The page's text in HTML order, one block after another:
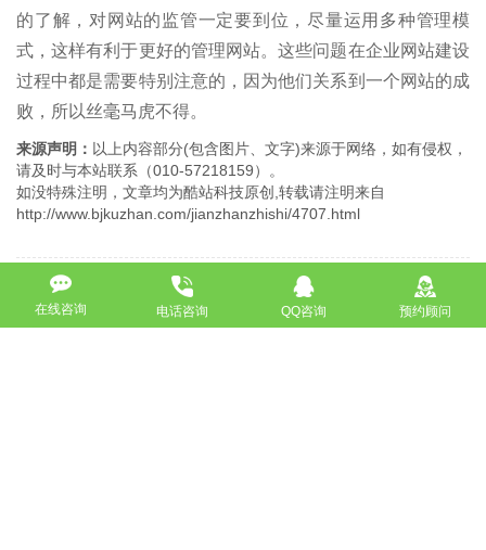
的了解，对网站的监管一定要到位，尽量运用多种管理模
式，这样有利于更好的管理网站。这些问题在企业网站建设
过程中都是需要特别注意的，因为他们关系到一个网站的成
败，所以丝毫马虎不得。
来源声明： 以上内容部分(包含图片、文字)来源于网络，如有侵权，
请及时与本站联系（010-57218159）。
如没特殊注明，文章均为酷站科技原创,转载请注明来自
http://www.bjkuzhan.com/jianzhanzhishi/4707.html
上一篇：大城网站制作_网站建设_网站定制开发_北京网站建设公司
在线咨询 电话咨询 QQ咨询 预约顾问